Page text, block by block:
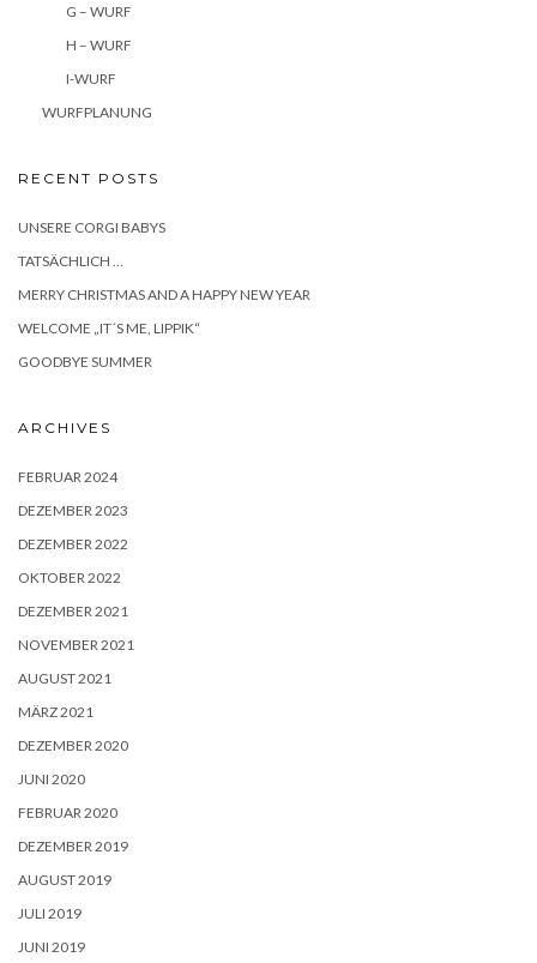
G – WURF
H – WURF
I-WURF
WURFPLANUNG
RECENT POSTS
UNSERE CORGI BABYS
TATSÄCHLICH …
MERRY CHRISTMAS AND A HAPPY NEW YEAR
WELCOME „IT´S ME, LIPPIK“
GOODBYE SUMMER
ARCHIVES
FEBRUAR 2024
DEZEMBER 2023
DEZEMBER 2022
OKTOBER 2022
DEZEMBER 2021
NOVEMBER 2021
AUGUST 2021
MÄRZ 2021
DEZEMBER 2020
JUNI 2020
FEBRUAR 2020
DEZEMBER 2019
AUGUST 2019
JULI 2019
JUNI 2019